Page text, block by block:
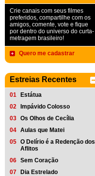
Crie canais com seus filmes
preferidos, compartilhe com os
amigos, comente, vote e fique
por dentro do universo do curta-
metragem brasileiro!
Quero me cadastrar
Estreias Recentes
01
Estátua
02
Impávido Colosso
03 Os Olhos de Cecília
04 Aulas que Matei
05 O Delírio é a Redenção dos
Aflitos
06 Sem Coração
07
Dia Estrelado